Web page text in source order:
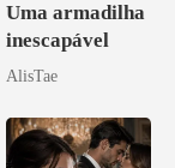
Uma armadilha
inescapável
AlisTae